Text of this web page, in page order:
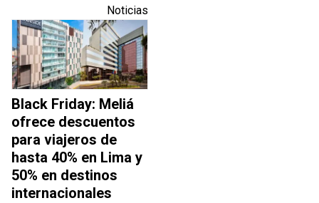
Noticias
Black Friday: Meliá
ofrece descuentos
para viajeros de
hasta 40% en Lima y
50% en destinos
internacionales